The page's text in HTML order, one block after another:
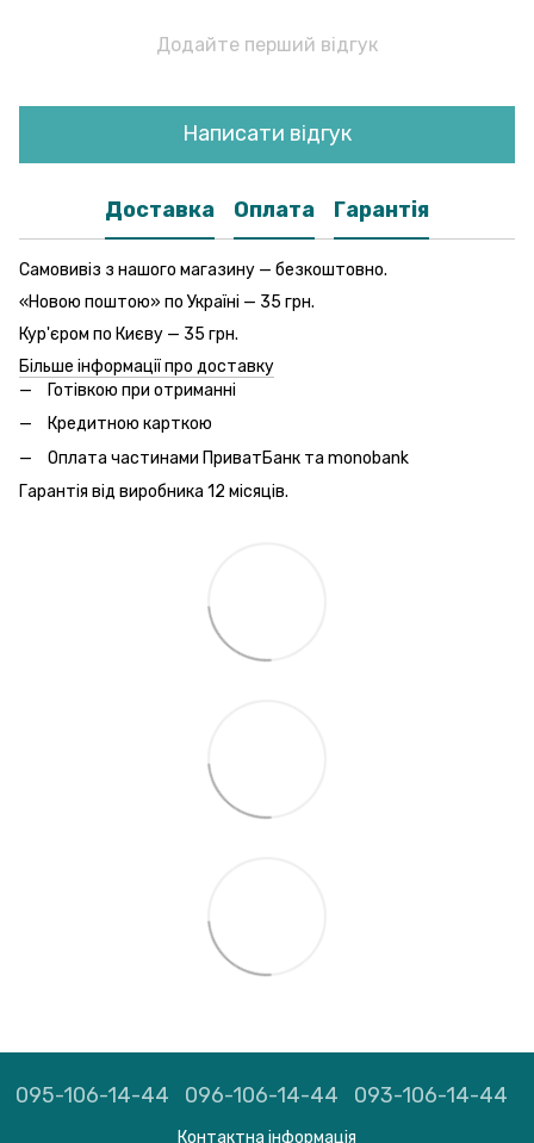
Додайте перший відгук
Написати відгук
Доставка Оплата Гарантія
Самовивіз з нашого магазину — безкоштовно.
«Новою поштою» по Україні — 35 грн.
Кур'єром по Києву — 35 грн.
Більше інформації про доставку
Готівкою при отриманні
Кредитною карткою
Оплата частинами ПриватБанк та monobank
Гарантія від виробника 12 місяців.
095-106-14-44 096-106-14-44 093-106-14-44
Контактна інформація